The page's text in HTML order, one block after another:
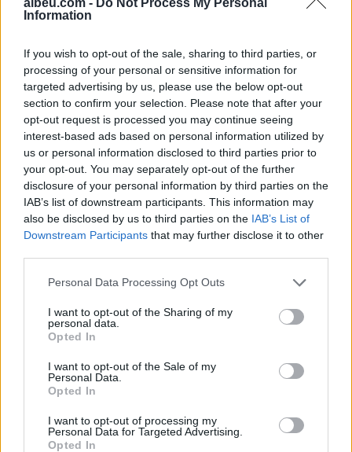
Information
If you wish to opt-out of the sale, sharing to third parties, or
processing of your personal or sensitive information for
targeted advertising by us, please use the below opt-out
section to confirm your selection. Please note that after your
opt-out request is processed you may continue seeing
interest-based ads based on personal information utilized by
us or personal information disclosed to third parties prior to
your opt-out. You may separately opt-out of the further
disclosure of your personal information by third parties on the
IAB’s list of downstream participants. This information may
also be disclosed by us to third parties on the IAB’s List of
Downstream Participants that may further disclose it to other
Personal Data Processing Opt Outs
I want to opt-out of the Sharing of my
personal data.
Opted In
I want to opt-out of the Sale of my
Personal Data.
Opted In
I want to opt-out of processing my
Personal Data for Targeted Advertising.
Opted In
Tags:
bark , i fryre , probleme
butonin e ashensorit kur
ai është aktiv? Psikologjia
te kuzhinierja në
bisedash me të panjohur